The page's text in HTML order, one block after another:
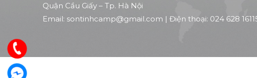
Quận Cầu Giấy – Tp. Hà Nội
Email: sontinhcamp@gmail.com | Điện thoại: 024 628